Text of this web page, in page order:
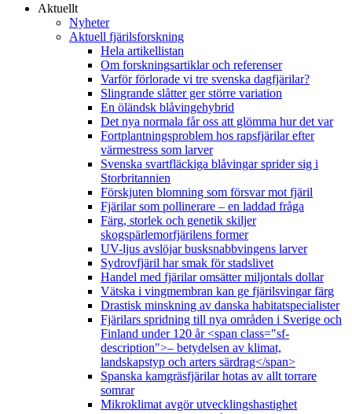
Aktuellt
Nyheter
Aktuell fjärilsforskning
Hela artikellistan
Om forskningsartiklar och referenser
Varför förlorade vi tre svenska dagfjärilar?
Slingrande slåtter ger större variation
En öländsk blåvingehybrid
Det nya normala får oss att glömma hur det var
Fortplantningsproblem hos rapsfjärilar efter
värmestress som larver
Svenska svartfläckiga blåvingar sprider sig i
Storbritannien
Förskjuten blomning som försvar mot fjäril
Fjärilar som pollinerare – en laddad fråga
Färg, storlek och genetik skiljer
skogspärlemorfjärilens former
UV-ljus avslöjar busksnabbvingens larver
Sydrovfjäril har smak för stadslivet
Handel med fjärilar omsätter miljontals dollar
Vätska i vingmembran kan ge fjärilsvingar färg
Drastisk minskning av danska habitatspecialister
Fjärilars spridning till nya områden i Sverige och
Finland under 120 år <span class="sf-
description">– betydelsen av klimat,
landskapstyp och arters särdrag</span>
Spanska kamgräsfjärilar hotas av allt torrare
somrar
Mikroklimat avgör utvecklingshastighet